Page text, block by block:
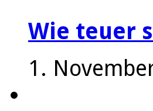
Wie teuer
1.